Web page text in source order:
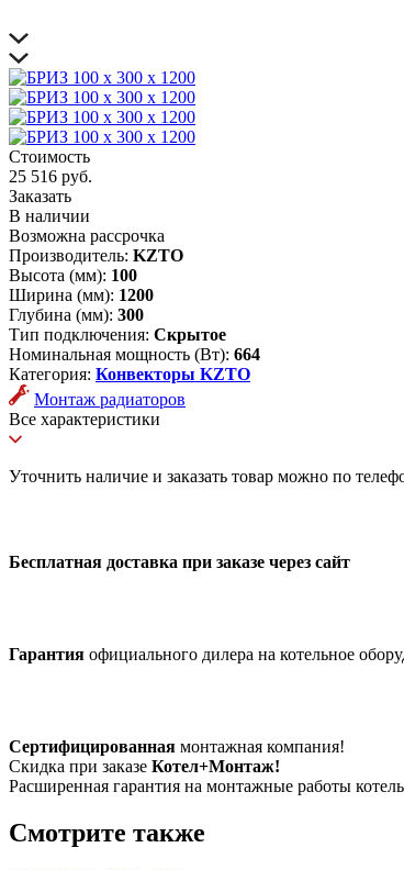
Стоимость
25 516 руб.
Заказать
В наличии
Возможна рассрочка
Производитель: KZTO
Высота (мм): 100
Ширина (мм): 1200
Глубина (мм): 300
Тип подключения: Скрытое
Номинальная мощность (Вт): 664
Категория: Конвекторы KZTO
Монтаж радиаторов
Все характеристики
Уточнить наличие и заказать товар можно по
Бесплатная доставка при заказе через сайт
Гарантия официального дилера на котельное
Сертифицированная монтажная компания!
Скидка при заказе Котел+Монтаж!
Расширенная гарантия на монтажные работы
Смотрите также